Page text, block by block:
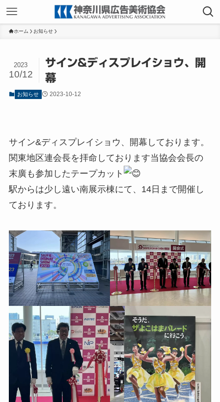
ホーム お知らせ
サイン&ディスプレイショウ、開
幕
2023
10/12
お知らせ 2023-10-12
サイン&ディスプレイショウ、開幕しております。
関東地区連会長を拝命しております当協会会長の
末廣も参加したテープカット
駅からは少し遠い南展示棟にて、14日まで開催し
ております。